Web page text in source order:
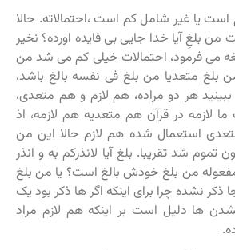
یا غیر شامل کم است ،احتمالاته. حالا
بلغِ آیا خدا جایی بی فایده اورده؟ نخیر
می فرمود، احتمالات خیلی کم می شد من
بلغ متعدیا من بلغ فی نفسه بالغ باشد،
ببینید هر دو مراده، هم لازم و هم متعدی،
لازمه در قرآن هم متعدیه هم لازمه، اذ
استعمال شده هم لازم حالا این من
تموم شد تقریبا. بلغ آیا لانذرکم به و انذر
من بلغ خودش بالغ است؟ یا من بلغ
ذکر نشده چرا برای اینکه اگر ها ذکر بود یک
ها دلیل است بر اینکه هم لازم مراد